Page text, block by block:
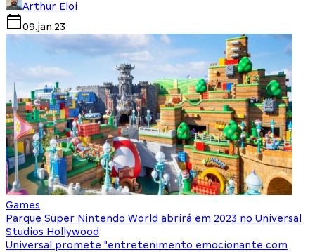
Arthur Eloi
09.jan.23
Games
Parque Super Nintendo World abrirá em 2023 no Universal
Studios Hollywood
Universal promete "entretenimento emocionante com